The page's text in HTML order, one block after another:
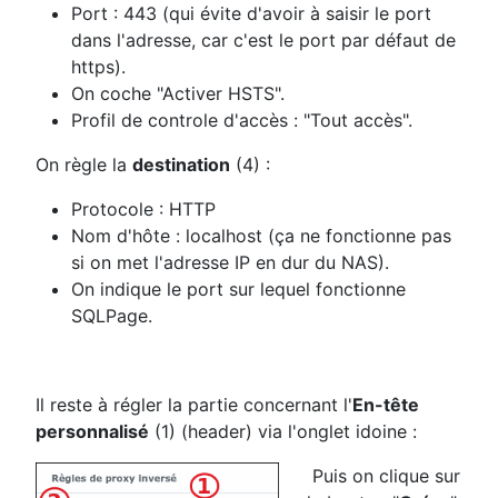
Port : 443 (qui évite d'avoir à saisir le port
dans l'adresse, car c'est le port par défaut de
https).
On coche "Activer HSTS".
Profil de controle d'accès : "Tout accès".
On règle la destination (4) :
Protocole : HTTP
Nom d'hôte : localhost (ça ne fonctionne pas
si on met l'adresse IP en dur du NAS).
On indique le port sur lequel fonctionne
SQLPage.
Il reste à régler la partie concernant l'En-tête
personnalisé (1) (header) via l'onglet idoine :
Puis on clique sur